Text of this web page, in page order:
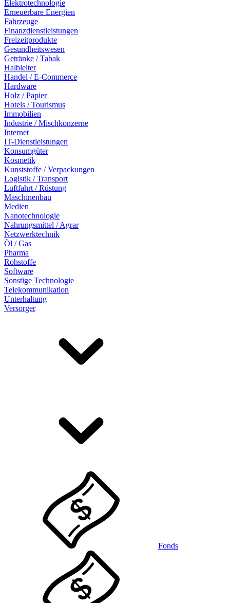
Elektrotechnologie
Erneuerbare Energien
Fahrzeuge
Finanzdienstleistungen
Freizeitprodukte
Gesundheitswesen
Getränke / Tabak
Halbleiter
Handel / E-Commerce
Hardware
Holz / Papier
Hotels / Tourismus
Immobilien
Industrie / Mischkonzerne
Internet
IT-Dienstleistungen
Konsumgüter
Kosmetik
Kunststoffe / Verpackungen
Logistik / Transport
Luftfahrt / Rüstung
Maschinenbau
Medien
Nanotechnologie
Nahrungsmittel / Agrar
Netzwerktechnik
Öl / Gas
Pharma
Rohstoffe
Software
Sonstige Technologie
Telekommunikation
Unterhaltung
Versorger
Fonds